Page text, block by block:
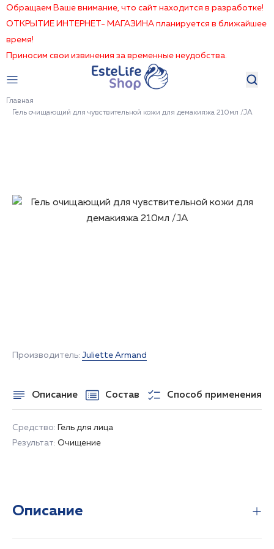
Обращаем Ваше внимание, что сайт находится в разработке!
ОТКРЫТИЕ ИНТЕРНЕТ- МАГАЗИНА планируется в ближайшее
время!
Приносим свои извинения за временные неудобства.
Главная
Гель очищающий для чувствительной кожи для демакияжа 210мл /JA
Производитель: Juliette Armand
Описание Состав Способ применения
Средство:
Гель для лица
Результат: Очищение
Описание